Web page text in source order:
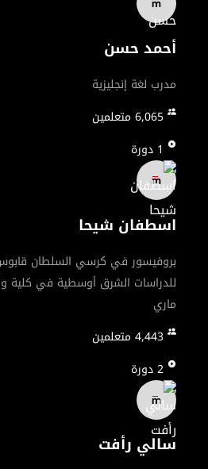
علاوة على ذلك، ستساعدك إحدى
كيف تقدم عرضًا تقديميًا مؤثرًا
ستكتسب مهارات الإلقاء والتواصل
من خلال هذه الدورات، ستتمكن من
الإنجليزية للأعمال وتوسيع فرصك
أحمد حسن
مدرب لغة إنجليزية
6,065متعلمين
1 دورة
اسطفان شيحا
بروفيسور في كرسي السلطان
للدراسات الشرق أوسطية في كلية
ماري
4,443متعلمين
2دورة
سالي رأفت